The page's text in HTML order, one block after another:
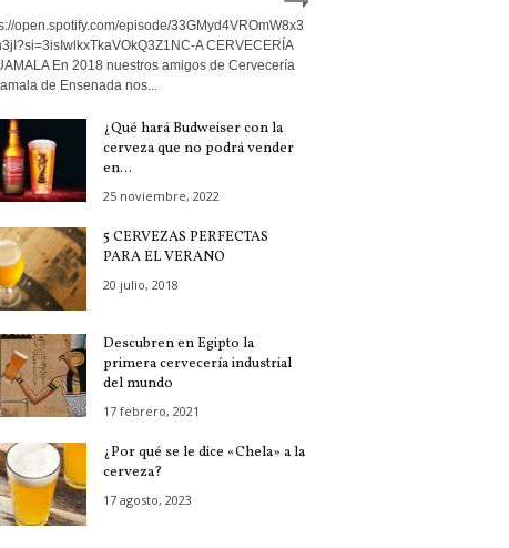
open.spotify.com/episode/33GMyd4VROmW8x3
A CERVECERÍA
En 2018 nuestros amigos de Cervecería
de Ensenada nos...
¿Qué hará Budweiser con la
cerveza que no podrá vender
en...
25 noviembre, 2022
5 CERVEZAS PERFECTAS
PARA EL VERANO
20 julio, 2018
Descubren en Egipto la
primera cervecería industrial
del mundo
17 febrero, 2021
¿Por qué se le dice «Chela» a la
cerveza?
17 agosto, 2023